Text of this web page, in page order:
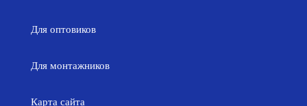
Для оптовиков
Для монтажников
Карта сайта